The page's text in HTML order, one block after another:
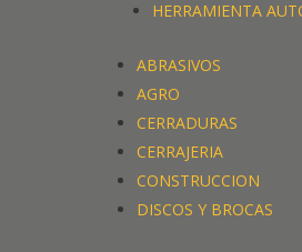
HERRAMIENTA
ABRASIVOS
AGRO
CERRADURAS
CERRAJERIA
CONSTRUCCION
DISCOS Y BROCAS